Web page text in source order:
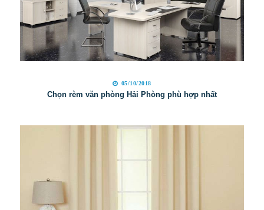
05/10/2018
Chọn rèm văn phòng Hải Phòng phù hợp nhất